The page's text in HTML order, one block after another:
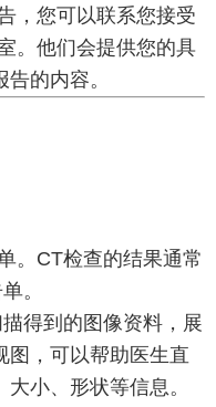
，您可以联系您接受
。他们会提供您的具
的内容。
。CT检查的结果通常
。
得到的图像资料，展
图，可以帮助医生直
小、形状等信息。